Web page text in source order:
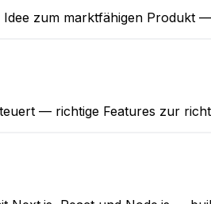
zum marktfähigen Produkt
— richtige Features zur